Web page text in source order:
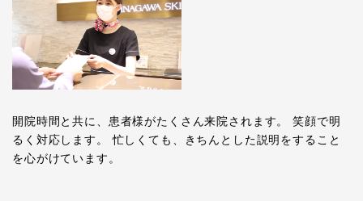
開院時間と共に、患者様がたくさん来院されます。 笑顔で明
るく対応します。 忙しくても、きちんとした説明をすること
を心がけています。